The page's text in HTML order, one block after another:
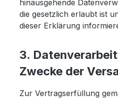
hinausgehende
die gesetzlich erlaubt ist
dieser Erklärung
3.
Zwecke der
Zur Vertragserfüllung